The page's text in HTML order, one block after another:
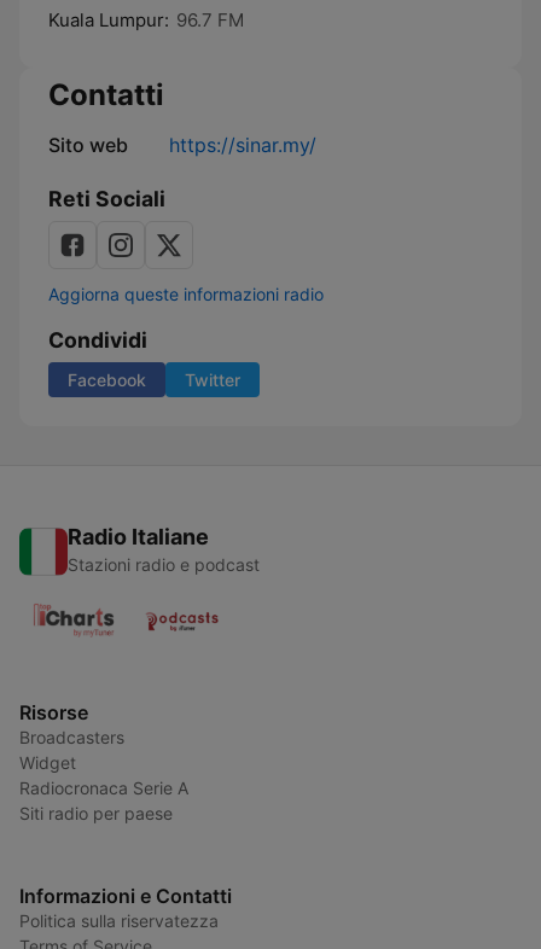
Kuala Lumpur: 96.7 FM
Contatti
Sito web https://sinar.my/
Reti Sociali
Aggiorna queste informazioni radio
Condividi
Facebook Twitter
Radio Italiane
Stazioni radio e podcast
Risorse
Broadcasters
Widget
Radiocronaca Serie A
Siti radio per paese
Informazioni e Contatti
Politica sulla riservatezza